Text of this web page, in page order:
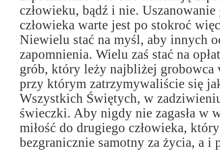
człowieku, bądź i nie.
człowieka warte jest po stokroć
Niewielu stać na myśl, aby innych
zapomnienia. Wielu zaś stać na
grób, który leży najbliżej grobowca
przy którym zatrzymywaliście się
Wszystkich Świętych, w
świeczki. Aby nigdy nie zagasła w
miłość do drugiego człowieka,
bezgranicznie samotny za życia, a i